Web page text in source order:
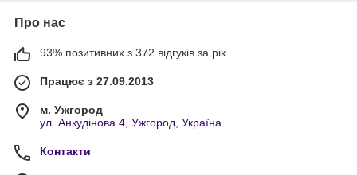
Про нас
93% позитивних з 372 відгуків за рік
Працює з 27.09.2013
м. Ужгород
ул. Анкудінова 4, Ужгород, Україна
Контакти